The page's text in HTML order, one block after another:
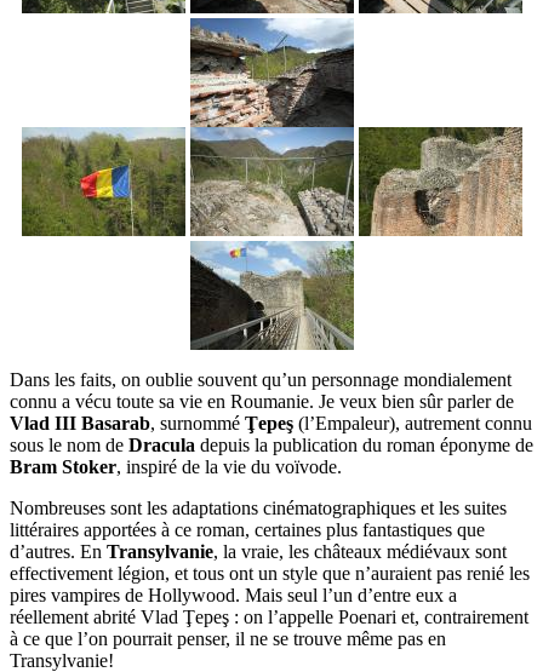
Dans les faits, on oublie souvent qu’un personnage mondialement
connu a vécu toute sa vie en Roumanie. Je veux bien sûr parler de
Vlad III Basarab, surnommé Ţepeş (l’Empaleur), autrement connu
sous le nom de Dracula depuis la publication du roman éponyme de
Bram Stoker, inspiré de la vie du voïvode.
Nombreuses sont les adaptations cinématographiques et les suites
littéraires apportées à ce roman, certaines plus fantastiques que
d’autres. En Transylvanie, la vraie, les châteaux médiévaux sont
effectivement légion, et tous ont un style que n’auraient pas renié les
pires vampires de Hollywood. Mais seul l’un d’entre eux a
réellement abrité Vlad Ţepeş : on l’appelle Poenari et, contrairement
à ce que l’on pourrait penser, il ne se trouve même pas en
Transylvanie!